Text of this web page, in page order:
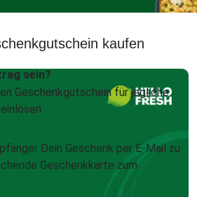
kaufen
sein?
Geschenkgutschein für jegliche
Dein Geschenk per E-Mail zu
Geschenkkarte zum